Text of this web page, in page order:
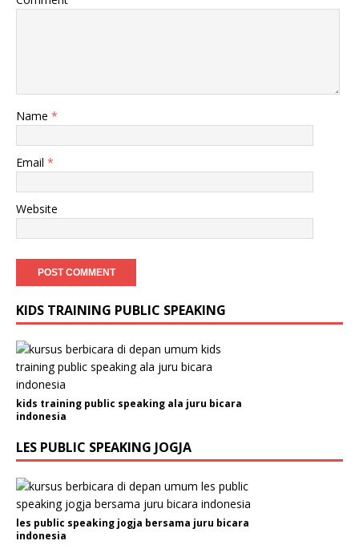
Name *
Email *
Website
KIDS TRAINING PUBLIC SPEAKING
kids training public speaking ala juru bicara
indonesia
LES PUBLIC SPEAKING JOGJA
les public speaking jogja bersama juru bicara
indonesia